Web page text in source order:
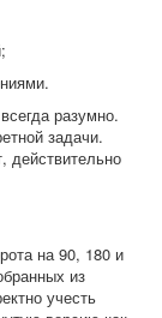
разумно.
задачи.
действительно
на 90, 180 и
из
учесть